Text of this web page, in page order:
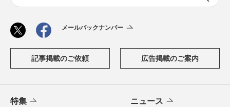
メールバックナンバー
記事掲載のご依頼 広告掲載のご案内
特集 ニュース